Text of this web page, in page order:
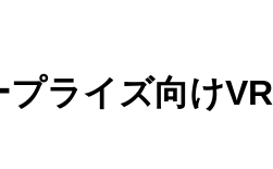
ライズ向けVR